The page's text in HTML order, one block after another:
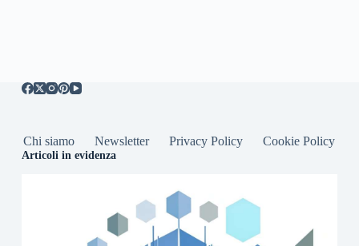
Chi siamo Newsletter Privacy Policy Cookie Policy
Articoli in evidenza